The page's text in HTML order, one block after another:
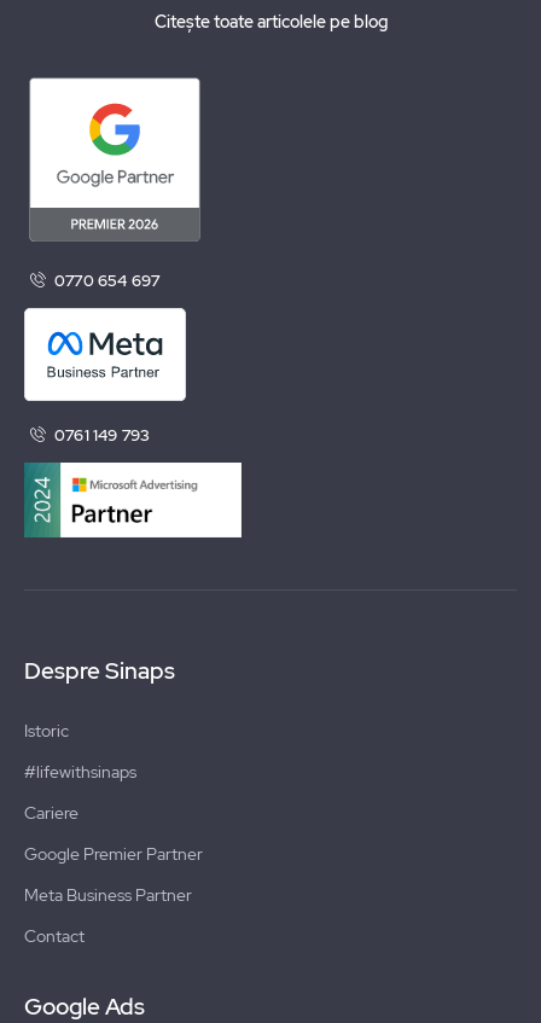
Citește toate articolele pe blog
0770 654 697
0761 149 793
Despre Sinaps
Istoric
#lifewithsinaps
Cariere
Google Premier Partner
Meta Business Partner
Contact
Google Ads